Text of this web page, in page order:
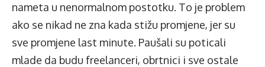
nameta u nenormalnom postotku. To je problem
ako se nikad ne zna kada stižu promjene, jer su
sve promjene last minute. Paušali su poticali
mlade da budu freelanceri, obrtnici i sve ostale